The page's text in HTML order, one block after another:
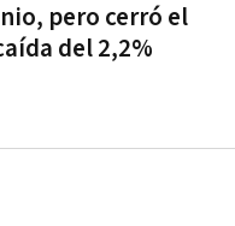
pero cerró el
del 2,2%